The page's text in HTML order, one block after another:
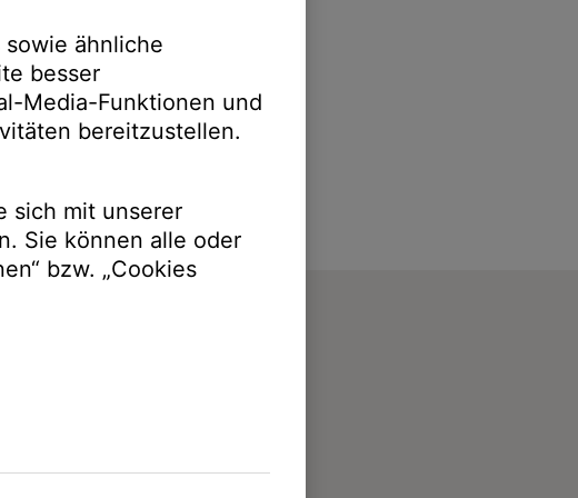
ähnliche
besser
Media-Funktionen und
bereitzustellen.
sich mit unserer
Sie können alle oder
bzw. „Cookies